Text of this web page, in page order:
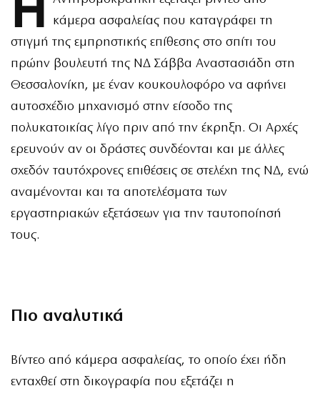
κάμερα ασφαλείας που καταγράφει τη
στιγμή της εμπρηστικής επίθεσης στο σπίτι του
πρώην βουλευτή της ΝΔ Σάββα Αναστασιάδη στη
Θεσσαλονίκη, με έναν κουκουλοφόρο να αφήνει
αυτοσχέδιο μηχανισμό στην είσοδο της
πολυκατοικίας λίγο πριν από την έκρηξη. Οι Αρχές
ερευνούν αν οι δράστες συνδέονται και με άλλες
σχεδόν ταυτόχρονες επιθέσεις σε στελέχη της ΝΔ, ενώ
αναμένονται και τα αποτελέσματα των
εργαστηριακών εξετάσεων για την ταυτοποίησή
τους.
Πιο αναλυτικά
Βίντεο από κάμερα ασφαλείας, το οποίο έχει ήδη
ενταχθεί στη δικογραφία που εξετάζει η